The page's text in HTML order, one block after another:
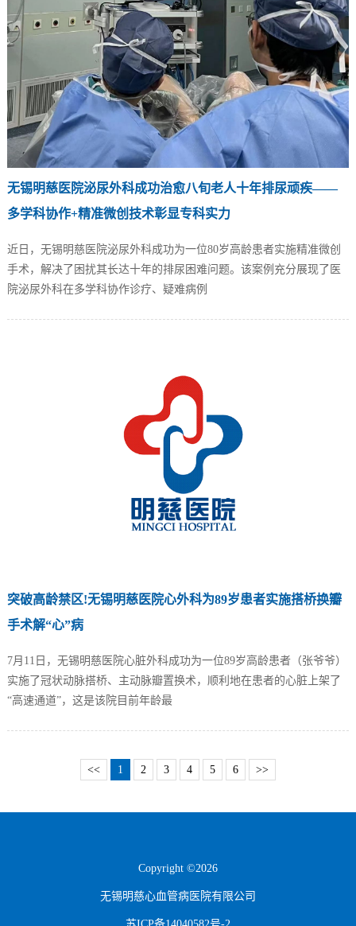
无锡明慈医院泌尿外科成功治愈八旬老人十年排尿顽疾——
多学科协作+精准微创技术彰显专科实力
近日，无锡明慈医院泌尿外科成功为一位80岁高龄患者实施精准微创
手术，解决了困扰其长达十年的排尿困难问题。该案例充分展现了医
院泌尿外科在多学科协作诊疗、疑难病例
突破高龄禁区!无锡明慈医院心外科为89岁患者实施搭桥换瓣
手术解“心”病
7月11日，无锡明慈医院心脏外科成功为一位89岁高龄患者（张爷爷）
实施了冠状动脉搭桥、主动脉瓣置换术，顺利地在患者的心脏上架了
“高速通道”，这是该院目前年龄最
<< 1 2 3 4 5 6 >>
Copyright ©2026
无锡明慈心血管病医院有限公司